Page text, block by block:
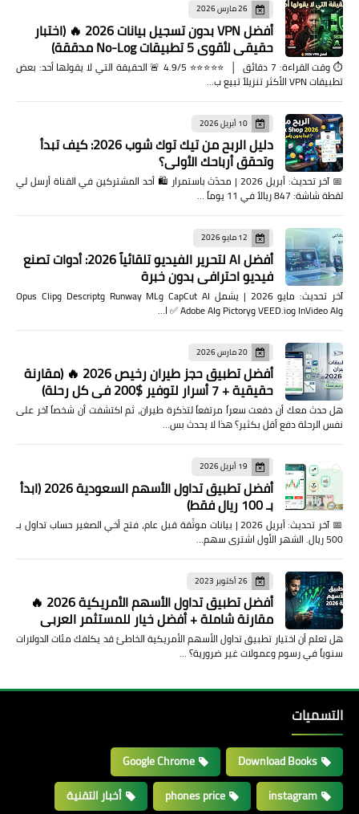
26 مارس 2026
أفضل VPN بدون تسجيل بيانات 2026 🔥 (اختبار
حقيقي لأقوى 5 تطبيقات No-Log مدققة)
⏱️ وقت القراءة: 7 دقائق │ ⭐⭐⭐⭐⭐ 4.9/5 🚨 الحقيقة التي لا يقولها أحد: بعض
تطبيقات VPN الأكثر تنزيلاً تبيع ب…
10 أبريل 2026
دليل الربح من تيك توك شوب 2026: كيف تبدأ
وتحقق أرباحك الأولى؟
📅 آخر تحديث: أبريل 2026 | محدّث باستمرار 🛍️ أحد المشتركين في القناة أرسل لي
لقطة شاشة: 847 ريالاً في 11 يوماً …
12 مايو 2026
أفضل AI لتحرير الفيديو تلقائياً 2026: أدوات تصنع
فيديو احترافي بدون خبرة
آخر تحديث: مايو 2026 | يشمل CapCut AI وRunway ML وDescript وOpus Clip
وInVideo AI وVEED.io وPictory وAdobe AI ✅ ا…
20 مارس 2026
أفضل تطبيق حجز طيران رخيص 2026 🔥 (مقارنة
حقيقية + 7 أسرار لتوفير $200 في كل رحلة)
هل حدث معك أن دفعت سعراً مرتفعاً لتذكرة طيران، ثم اكتشفت أن شخصاً آخر على
نفس الرحلة دفع أقل بكثير؟ هذا لا يحدث بس…
19 أبريل 2026
أفضل تطبيق تداول الأسهم السعودية 2026 (ابدأ
بـ 100 ريال فقط)
📅 آخر تحديث: أبريل 2026 | بيانات موثّقة قبل عام، فتح أخي الصغير حساب تداول بـ
500 ريال. الشهر الأول اشترى سهم…
26 أكتوبر 2023
أفضل تطبيق تداول الأسهم الأمريكية 2026 🔥
مقارنة شاملة + أفضل خيار للمستثمر العربي
هل تعلم أن اختيار تطبيق تداول الأسهم الأمريكية الخاطئ قد يكلفك مئات الدولارات
سنوياً في رسوم وعمولات غير ضرورية؟ …
التسميات
Download Books
Google Chrome
instagram
phones price أخبار التقنية